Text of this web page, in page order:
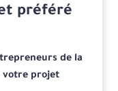
préféré
de la
votre projet